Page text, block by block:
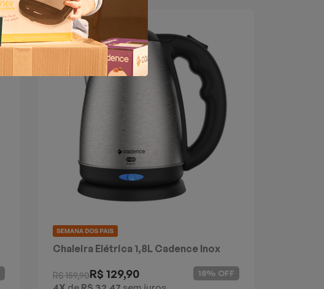
Chaleira Elétrica 1,8L Cadence Inox
R$ 159,90R$ 129,90 18% OFF